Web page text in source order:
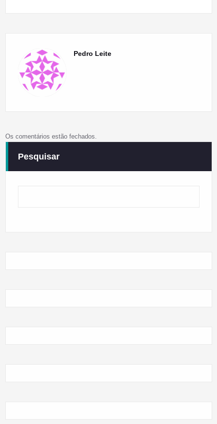
Pedro Leite
Os comentários estão fechados.
Pesquisar